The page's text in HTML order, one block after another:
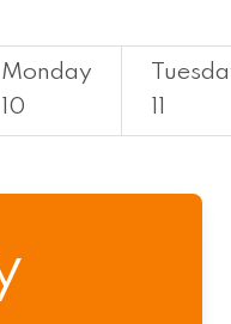
Monday
10
11